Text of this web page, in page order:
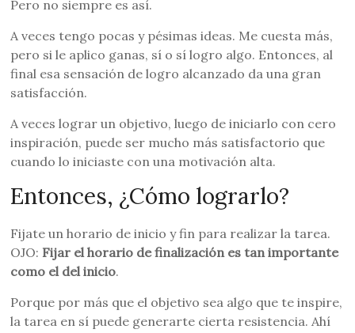
Pero no siempre es así.
A veces tengo pocas y pésimas ideas. Me cuesta más,
pero si le aplico ganas, sí o sí logro algo. Entonces, al
final esa sensación de logro alcanzado da una gran
satisfacción.
A veces lograr un objetivo, luego de iniciarlo con cero
inspiración, puede ser mucho más satisfactorio que
cuando lo iniciaste con una motivación alta.
Entonces, ¿Cómo lograrlo?
Fijate un horario de inicio y fin para realizar la tarea.
OJO: Fijar el horario de finalización es tan importante
como el del inicio.
Porque por más que el objetivo sea algo que te inspire,
la tarea en sí puede generarte cierta resistencia. Ahí